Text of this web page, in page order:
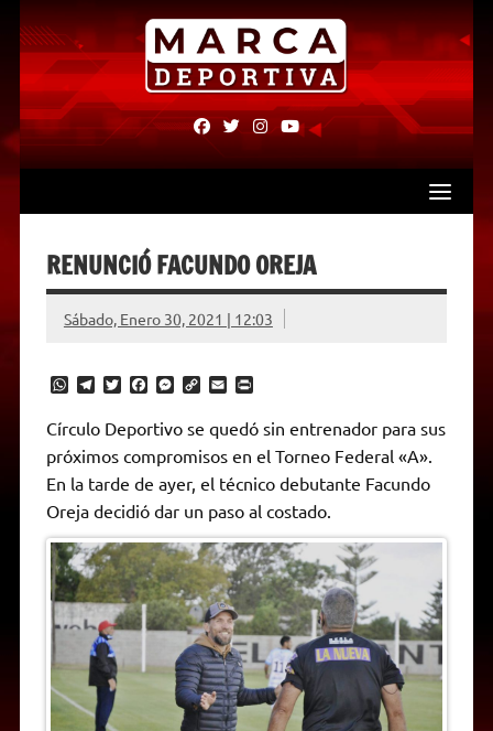
Skip
content
fab
fa-
fab
fa-
fab fab
RENUNCIÓ FACUNDO OREJA
Sábado, Enero 30, 2021 | 12:03
W
t
s
A
p
p
T
e
g
a
m
T
t
t
r
F
c
e
b
o
k
M
s
e
g
e
C
y
L
n
k
E
i
l
P
i
n
t
F
r
i
n
d
l
y
Círculo Deportivo se quedó sin entrenador para sus
próximos compromisos en el Torneo Federal «A».
En la tarde de ayer, el técnico debutante Facundo
Oreja decidió dar un paso al costado.